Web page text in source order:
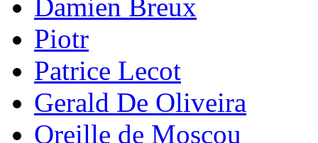
Damien Breux
Piotr
Patrice Lecot
Gerald De Oliveira
Oreille de Moscou